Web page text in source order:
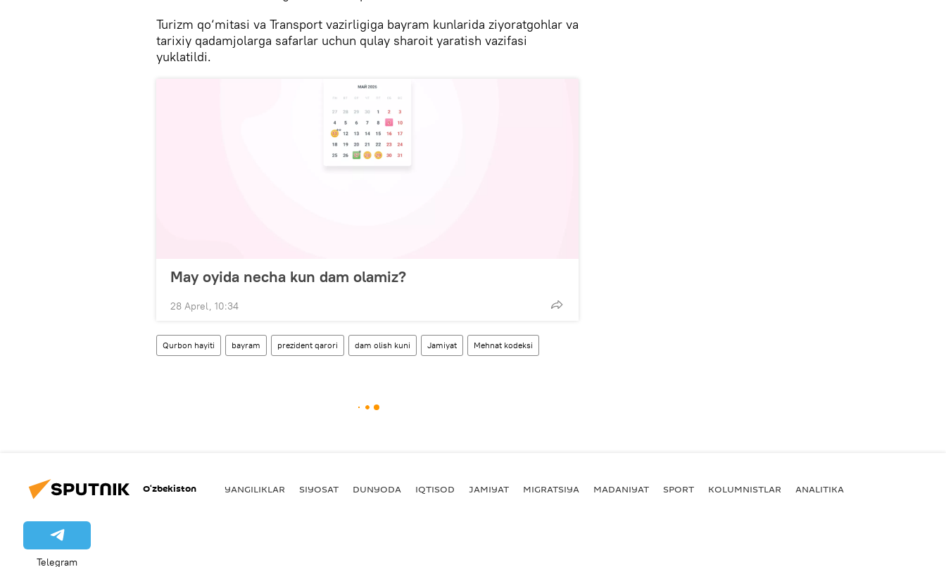
Turizm qo‘mitasi va Transport vazirligiga bayram kunlarida ziyoratgohlar va
tarixiy qadamjolarga safarlar uchun qulay sharoit yaratish vazifasi
yuklatildi.
May oyida necha kun dam olamiz?
28 Aprel, 10:34
Qurbon hayiti bayram prezident qarori dam olish kuni Jamiyat Mehnat kodeksi
O‘zbekiston YANGILIKLAR SIYOSAT DUNYODA IQTISOD JAMIYAT MIGRATSIYA MADANIYAT SPORT KOLUMNISTLAR ANALITIKA
Telegram